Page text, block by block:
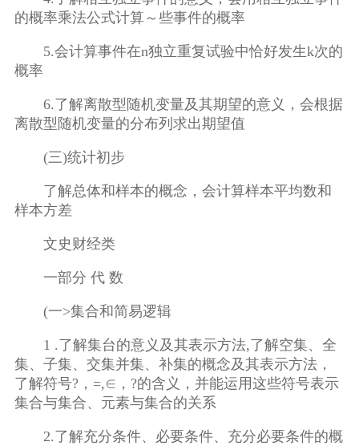
的概率乘法公式计算～些事件的概率
5.会计算事件在n独立重复试验中恰好发生k次的
概率
6.了解离散型随机变量及其期望的意义，会根据
离散型随机变量的分布列求出期望值
(三)统计初步
了解总体和样本的概念，会计算样本平均数和
样本方差
文史财经类
一部分 代 数
(一>集合和简易逻辑
1 .了解集台的意义及其表示方法,了解空集、全
集、子集、交集并集、补集的概念及其表示方法，
了解符号?，=,∈，?的含义，并能运用这些符号表示
集合与集合、元素与集合的关系
2.了解充分条件、必要条件、充分必要条件的概